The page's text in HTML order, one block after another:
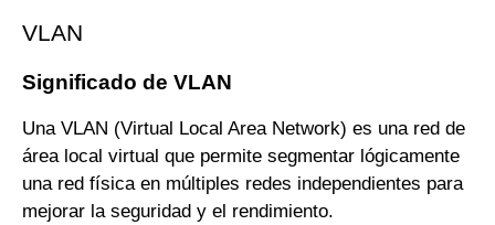
VLAN
Significado de VLAN
Una VLAN (Virtual Local Area Network) es una red de
área local virtual que permite segmentar lógicamente
una red física en múltiples redes independientes para
mejorar la seguridad y el rendimiento.